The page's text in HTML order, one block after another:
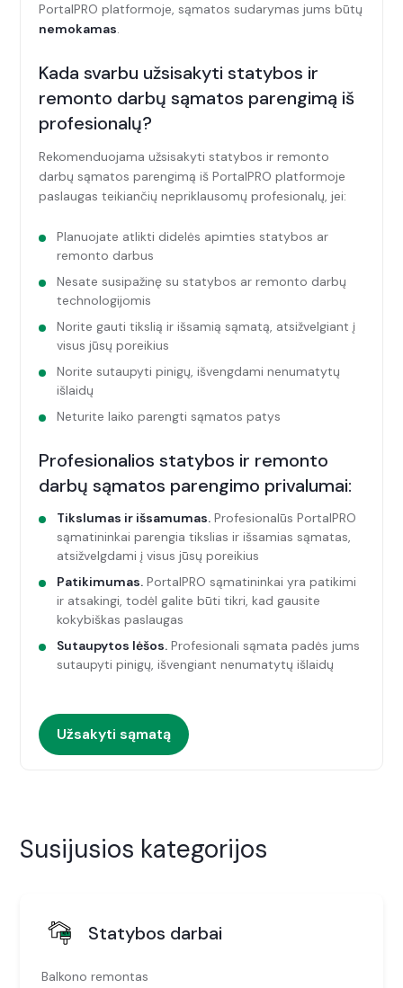
PortalPRO platformoje, sąmatos sudarymas jums būtų
nemokamas.
Kada svarbu užsisakyti statybos ir
remonto darbų sąmatos parengimą iš
profesionalų?
Rekomenduojama užsisakyti statybos ir remonto
darbų sąmatos parengimą iš PortalPRO platformoje
paslaugas teikiančių nepriklausomų profesionalų, jei:
Planuojate atlikti didelės apimties statybos ar
remonto darbus
Nesate susipažinę su statybos ar remonto darbų
technologijomis
Norite gauti tikslią ir išsamią sąmatą, atsižvelgiant į
visus jūsų poreikius
Norite sutaupyti pinigų, išvengdami nenumatytų
išlaidų
Neturite laiko parengti sąmatos patys
Profesionalios statybos ir remonto
darbų sąmatos parengimo privalumai:
Tikslumas ir išsamumas. Profesionalūs PortalPRO
sąmatininkai parengia tikslias ir išsamias sąmatas,
atsižvelgdami į visus jūsų poreikius
Patikimumas. PortalPRO sąmatininkai yra patikimi
ir atsakingi, todėl galite būti tikri, kad gausite
kokybiškas paslaugas
Sutaupytos lėšos. Profesionali sąmata padės jums
sutaupyti pinigų, išvengiant nenumatytų išlaidų
Užsakyti sąmatą
Susijusios kategorijos
Statybos darbai
Balkono remontas